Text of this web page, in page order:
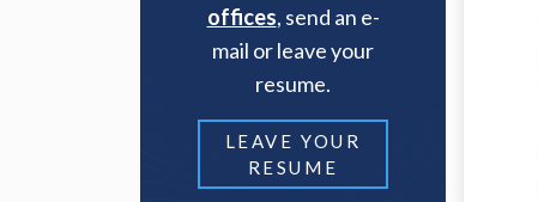
offices, send an e-
mail or leave your
resume.
LEAVE YOUR
RESUME